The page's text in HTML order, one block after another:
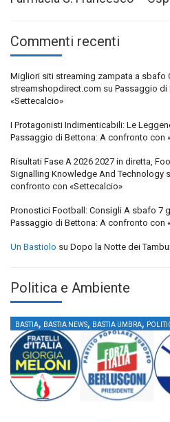
Commenti recenti
Migliori siti streaming zampata a sbafo
streamshopdirect.com su Passaggio di
«Settecalcio»
I Protagonisti Indimenticabili: Le
Passaggio di Bettona: A confronto con
Risultati Fase A 2026 2027 in diretta,
Signalling Knowledge And Technology
confronto con «Settecalcio»
Pronostici Football: Consigli A sbafo 7
Passaggio di Bettona: A confronto con
Un Bastiolo su Dopo la Notte dei
Politica e Ambiente
BASTIA, BASTIA NEWS, BASTIA UMBRA,